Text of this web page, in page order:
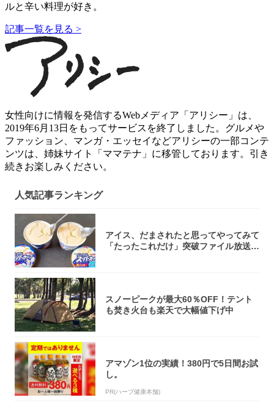
ルと辛い料理が好き。
記事一覧を見る >
女性向けに情報を発信するWebメディア「アリシー」は、
2019年6月13日をもってサービスを終了しました。グルメや
ファッション、マンガ・エッセイなどアリシーの一部コンテ
ンツは、姉妹サイト「ママテナ」に移管しております。引き
続きお楽しみください。
人気記事ランキング
アイス、だまされたと思ってやってみて
「たったこれだけ」突破ファイル放送で
スノーピークが最大60％OFF！テント
も焚き火台も楽天で大幅値下げ中
アマゾン1位の実績！380円で5日間お試
し。
PR(ハーブ健康本舗)